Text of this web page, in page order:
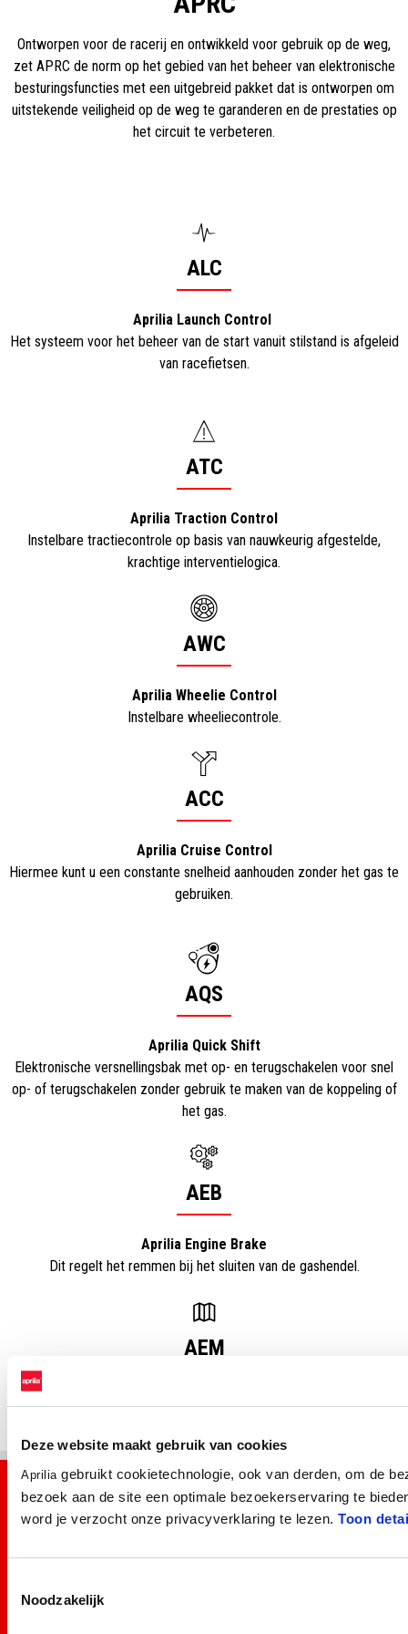
Deze website maakt gebruik van cookies
Aprilia gebruikt cookietechnologie, ook van derden, om de
bezoek aan de site een optimale bezoekerservaring te
word je verzocht onze privacyverklaring te lezen. Toon
Noodzakelijk
Ontworpen voor de racerij en ontwikkeld voor gebruik op de weg,
zet APRC de norm op het gebied van het beheer van elektronische
besturingsfuncties met een uitgebreid pakket dat is ontworpen om
uitstekende veiligheid op de weg te garanderen en de prestaties op
het circuit te verbeteren.
ALC
Aprilia Launch Control
Het systeem voor het beheer van de start vanuit stilstand is afgeleid
van racefietsen.
ATC
Aprilia Traction Control
Instelbare tractiecontrole op basis van nauwkeurig afgestelde,
krachtige interventielogica.
AWC
Aprilia Wheelie Control
Instelbare wheeliecontrole.
ACC
Aprilia Cruise Control
Hiermee kunt u een constante snelheid aanhouden zonder het gas te
gebruiken.
AQS
Aprilia Quick Shift
Elektronische versnellingsbak met op- en terugschakelen voor snel
op- of terugschakelen zonder gebruik te maken van de koppeling of
het gas.
AEB
Aprilia Engine Brake
Dit regelt het remmen bij het sluiten van de gashendel.
AEM